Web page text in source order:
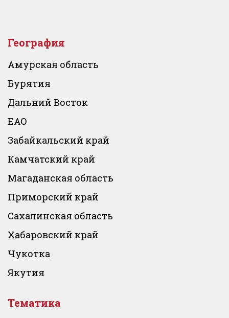
География
Амурская область
Бурятия
Дальний Восток
ЕАО
Забайкальский край
Камчатский край
Магаданская область
Приморский край
Сахалинская область
Хабаровский край
Чукотка
Якутия
Тематика